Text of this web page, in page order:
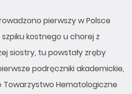
pierwszy w Polsce
kostnego u chorej z
siostry, tu powstały zręby
podręczniki akademickie,
Towarzystwo Hematologiczne